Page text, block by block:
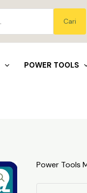
Cari
POWER TOOLS
Power Tools